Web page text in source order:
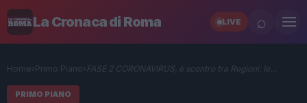
La Cronaca di Roma LIVE ⌕
Home› Primo Piano› FASE 2 CORONAVIRUS, è scontro tra Regioni: le…
PRIMO PIANO